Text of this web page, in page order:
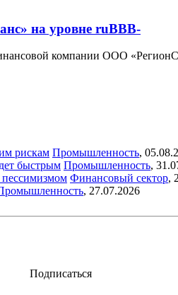
на уровне ruBBB-
компании ООО
рискам Промышленность,
быстрым Промышленность,
пессимизмом Финансовый сектор,
, 27.07.2026
Подписаться